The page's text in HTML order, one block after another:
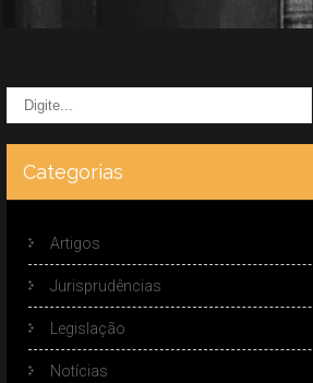
Categorias
Artigos
Jurisprudências
Legislação
Notícias